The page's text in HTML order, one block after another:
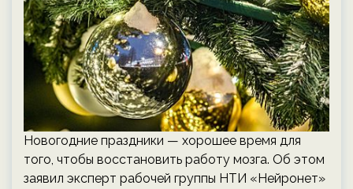
Новогодние праздники — хорошее время для
того, чтобы восстановить работу мозга. Об этом
заявил эксперт рабочей группы НТИ «Нейронет»